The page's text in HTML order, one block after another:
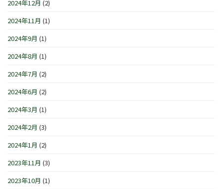
2024年12月 (2)
2024年11月 (1)
2024年9月 (1)
2024年8月 (1)
2024年7月 (2)
2024年6月 (2)
2024年3月 (1)
2024年2月 (3)
2024年1月 (2)
2023年11月 (3)
2023年10月 (1)